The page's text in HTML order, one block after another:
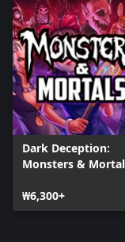
Dark Deception:
Monsters &
₩6,300+